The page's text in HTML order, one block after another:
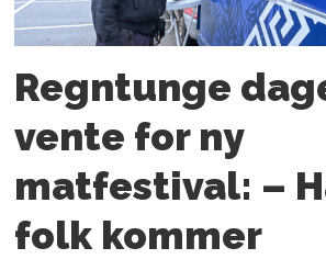
Regntunge
vente for ny
matfestival: –
folk kommer